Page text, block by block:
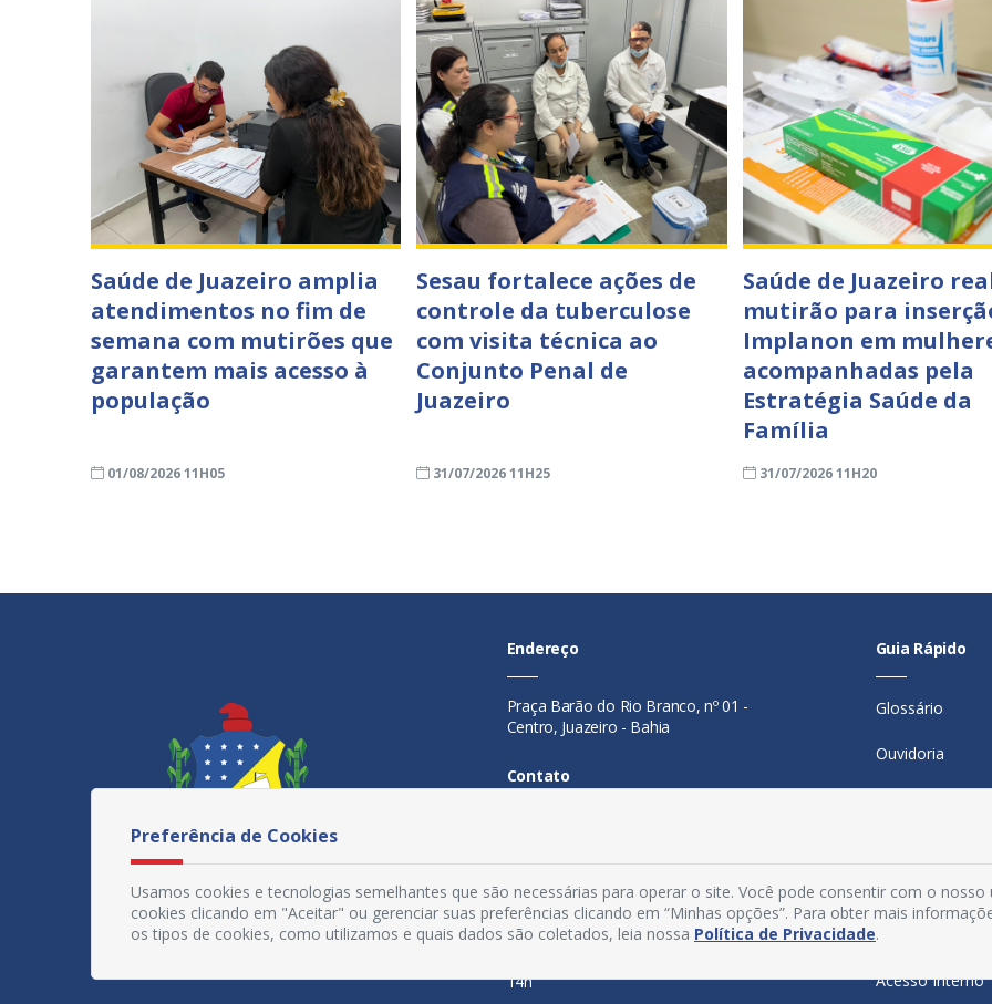
Saúde de Juazeiro amplia
atendimentos no fim de
semana com mutirões que
garantem mais acesso à
população
01/08/2026 11H05
Sesau fortalece ações de
controle da tuberculose
com visita técnica ao
Conjunto Penal de
Juazeiro
31/07/2026 11H25
Saúde de Juazeiro
mutirão para
Implanon em
acompanhadas pela
Estratégia Saúde da
Família
31/07/2026 11H20
Endereço
Praça Barão do Rio Branco, nº 01 -
Centro, Juazeiro - Bahia
Contato
Horário De Funcionamento
14h
Guia Rápido
Glossário
Ouvidoria
Manual de
Política de
Acesso Interno
Preferência de Cookies
Usamos cookies e tecnologias semelhantes que são necessárias para operar o site. Você pode consentir com o nosso
cookies clicando em "Aceitar" ou gerenciar suas preferências clicando em “Minhas opções”. Para obter mais
os tipos de cookies, como utilizamos e quais dados são coletados, leia nossa Política de Privacidade.